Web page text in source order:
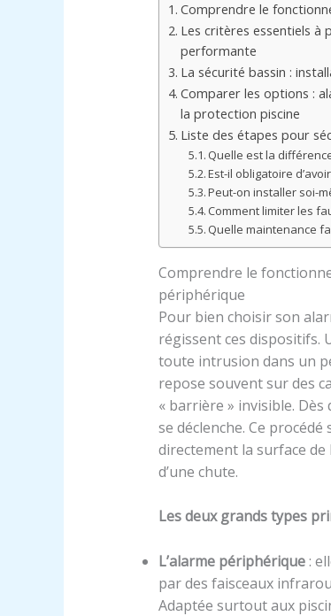
Comprendre le
Les critères essentiels à
performante
La sécurité bassin :
Comparer les options :
la protection piscine
Liste des étapes pour
Quelle est la
Est-il obligatoire
Peut-on installer soi-
Comment limiter les
Quelle maintenance
Comprendre le
périphérique
Pour bien choisir son
régissent ces dispositifs.
toute intrusion dans un
repose souvent sur des
« barrière » invisible.
se déclenche. Ce
directement la surface
d’une chute.
Les deux grands types
L’alarme périphérique:
par des faisceaux
Adaptée surtout aux